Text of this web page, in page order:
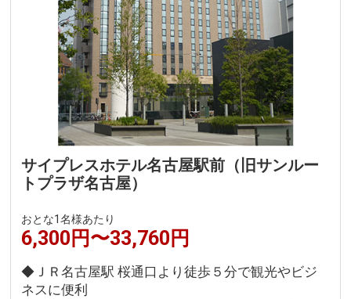
サイプレスホテル名古屋駅前（旧サンルー
トプラザ名古屋）
おとな1名様あたり
6,300円〜33,760円
◆ＪＲ名古屋駅 桜通口より徒歩５分で観光やビジ
ネスに便利